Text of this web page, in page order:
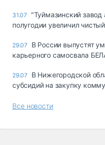
31.07
"Туймазинский завод
полугодии увеличил
29.07
В России выпустят
карьерного самосвала
29.07
В Нижегородской
субсидий на закупку
Все новости